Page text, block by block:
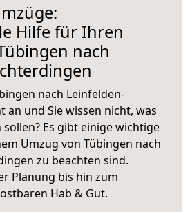
Hilfe für Ihren
nach
nach Leinfelden-
an und Sie wissen nicht, was
Es gibt einige wichtige
Umzug von Tübingen nach
zu beachten sind.
Planung bis hin zum
Hab & Gut.